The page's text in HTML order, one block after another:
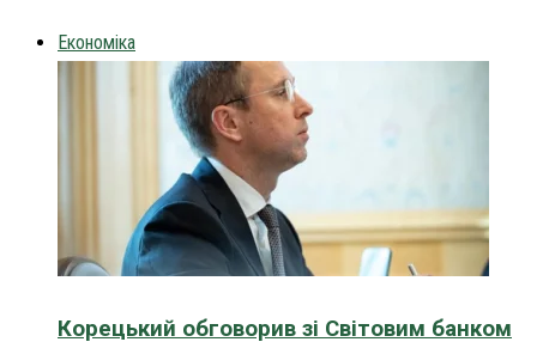
Економіка
Корецький обговорив зі Світовим банком